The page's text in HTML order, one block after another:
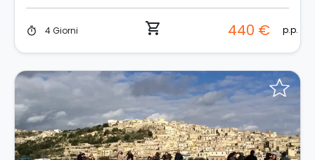
timer 4 Giorni shopping_cart 440 € p.p.